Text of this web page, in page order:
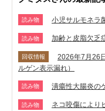
読み物 小児サルモネラ
読み物 加齢と皮脂欠乏
回収情報
2026年7月26
ルゲン表示漏れ）
読み物 潰瘍性大腸炎の
読み物
ネコ咬傷により